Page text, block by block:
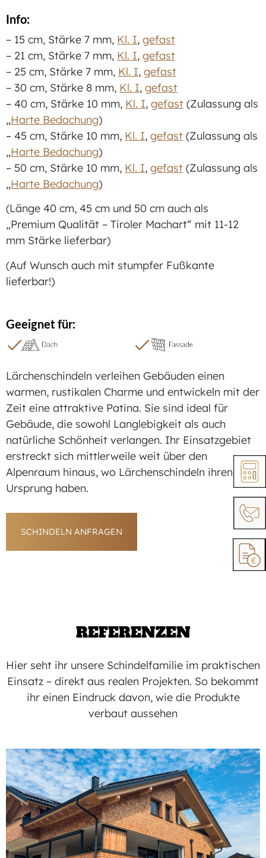
Info:
– 15 cm, Stärke 7 mm, Kl. I, gefast
– 21 cm, Stärke 7 mm, Kl. I, gefast
– 25 cm, Stärke 7 mm, Kl. I, gefast
– 30 cm, Stärke 8 mm, Kl. I, gefast
– 40 cm, Stärke 10 mm, Kl. I, gefast (Zulassung als
„Harte Bedachung)
– 45 cm, Stärke 10 mm, Kl. I, gefast (Zulassung als
„Harte Bedachung)
– 50 cm, Stärke 10 mm, Kl. I, gefast (Zulassung als
„Harte Bedachung)
(Länge 40 cm, 45 cm und 50 cm auch als
„Premium Qualität – Tiroler Machart“ mit 11-12
mm Stärke lieferbar)
(Auf Wunsch auch mit stumpfer Fußkante
lieferbar!)
Geeignet für:
Lärchenschindeln verleihen Gebäuden einen
warmen, rustikalen Charme und entwickeln mit der
Zeit eine attraktive Patina. Sie sind ideal für
Gebäude, die sowohl Langlebigkeit als auch
natürliche Schönheit verlangen. Ihr Einsatzgebiet
erstreckt sich mittlerweile weit über den
Alpenraum hinaus, wo Lärchenschindeln ihren
Ursprung haben.
SCHINDELN ANFRAGEN
REFERENZEN
Hier seht ihr unsere Schindelfamilie im praktischen
Einsatz – direkt aus realen Projekten. So bekommt
ihr einen Eindruck davon, wie die Produkte
verbaut aussehen